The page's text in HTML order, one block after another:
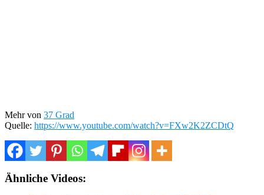
Mehr von 37 Grad
Quelle: https://www.youtube.com/watch?v=FXw2K2ZCDtQ
Ähnliche Videos: